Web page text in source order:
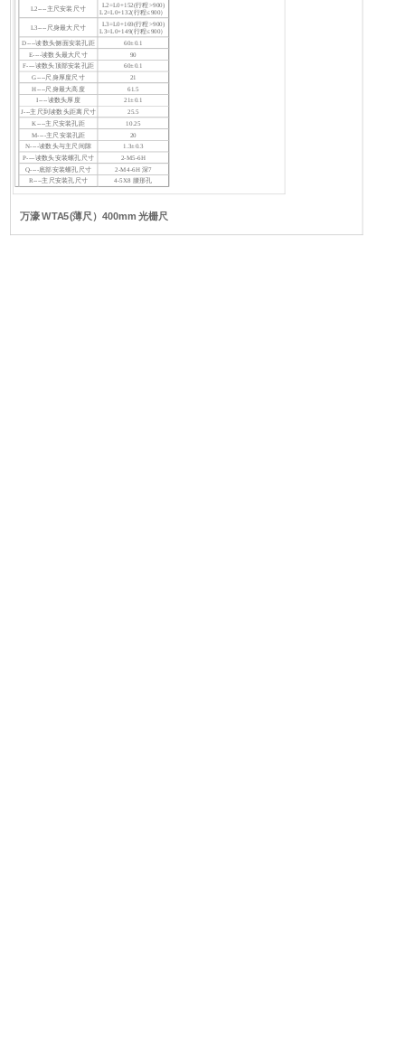
L2----主尺安装尺寸
L2=L0+152(行程>900)
L2=L0+132(行程≤900）
L3----尺身最大尺寸 L3=L0+169(行程>900)
L3=L0+149(行程≤900）
D----读数头侧面安装孔距
60±0.1
E----读数头最大尺寸
90
F----读数头顶部安装孔距
60±0.1
G----尺身厚度尺寸 21
H----尺身最大高度
61.5
I----读数头厚度
21±0.1
J---主尺到读数头距离尺寸
25.5
K----主尺安装孔距
10.25
M----主尺安装孔距
20
N----读数头与主尺间隙
1.3±0.3
P----读数头安装螺孔尺寸
2-M5-6H
Q----底部安装螺孔尺寸
2-M4-6H 深7
R----主尺安装孔尺寸
4-5X8 腰形孔
万濠 WTA5(薄尺）400mm 光栅尺